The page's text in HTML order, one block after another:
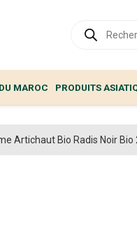
produits
MAROC PRODUITS
Artichaut Bio Radis Noir Bio